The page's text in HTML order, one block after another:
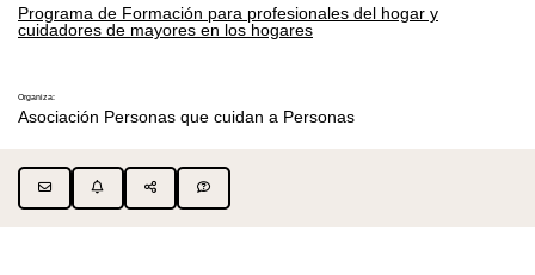
Programa de Formación para profesionales del hogar y
cuidadores de mayores en los hogares
Organiza:
Asociación Personas que cuidan a Personas